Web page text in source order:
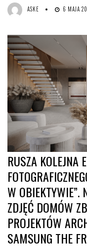
ASKE 6 MAJA
RUSZA KOLEJNA
W OBIEKTYWIE”.
ZDJĘĆ DOMÓW
PROJEKTÓW
SAMSUNG THE